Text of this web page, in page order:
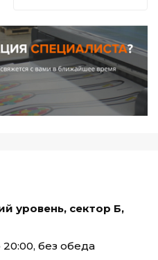
уровень, сектор Б,
без обеда